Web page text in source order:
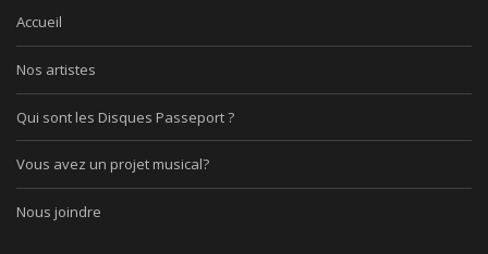
Accueil
Nos artistes
Qui sont les Disques Passeport ?
Vous avez un projet musical?
Nous joindre